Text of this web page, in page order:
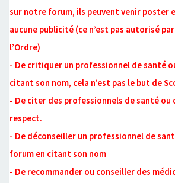
sur notre forum, ils peuvent venir poster
aucune publicité (ce n’est pas autorisé
l’Ordre)
- De critiquer un professionnel de santé
citant son nom, cela n’est pas le but de
- De citer des professionnels de santé ou
respect.
- De déconseiller un professionnel de
forum en citant son nom
- De recommander ou conseiller des